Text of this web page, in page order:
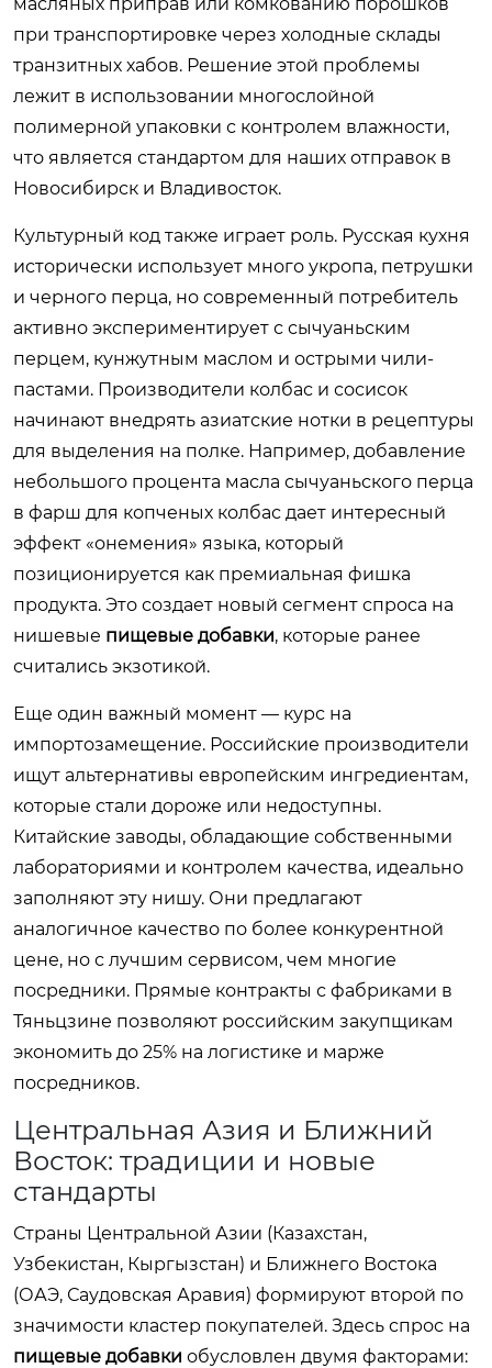
при транспортировке через холодные склады
транзитных хабов. Решение этой проблемы
лежит в использовании многослойной
полимерной упаковки с контролем влажности,
что является стандартом для наших отправок в
Новосибирск и Владивосток.
Культурный код также играет роль. Русская кухня
исторически использует много укропа, петрушки
и черного перца, но современный потребитель
активно экспериментирует с сычуаньским
перцем, кунжутным маслом и острыми чили-
пастами. Производители колбас и сосисок
начинают внедрять азиатские нотки в рецептуры
для выделения на полке. Например, добавление
небольшого процента масла сычуаньского перца
в фарш для копченых колбас дает интересный
эффект «онемения» языка, который
позиционируется как премиальная фишка
продукта. Это создает новый сегмент спроса на
нишевые пищевые добавки, которые ранее
считались экзотикой.
Еще один важный момент — курс на
импортозамещение. Российские производители
ищут альтернативы европейским ингредиентам,
которые стали дороже или недоступны.
Китайские заводы, обладающие собственными
лабораториями и контролем качества, идеально
заполняют эту нишу. Они предлагают
аналогичное качество по более конкурентной
цене, но с лучшим сервисом, чем многие
посредники. Прямые контракты с фабриками в
Тяньцзине позволяют российским закупщикам
экономить до 25% на логистике и марже
посредников.
Центральная Азия и Ближний
Восток: традиции и новые
стандарты
Страны Центральной Азии (Казахстан,
Узбекистан, Кыргызстан) и Ближнего Востока
(ОАЭ, Саудовская Аравия) формируют второй по
значимости кластер покупателей. Здесь спрос на
пищевые добавки обусловлен двумя факторами: